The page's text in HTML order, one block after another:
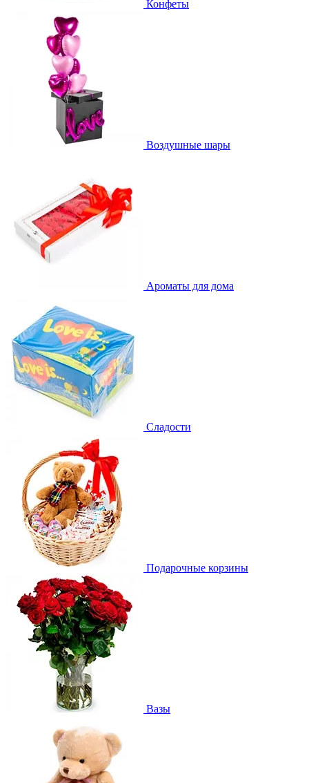
Конфеты
Воздушные шары
Ароматы для дома
Сладости
Подарочные корзины
Вазы